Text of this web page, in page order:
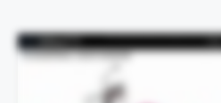
This video demonstrates the design process visually